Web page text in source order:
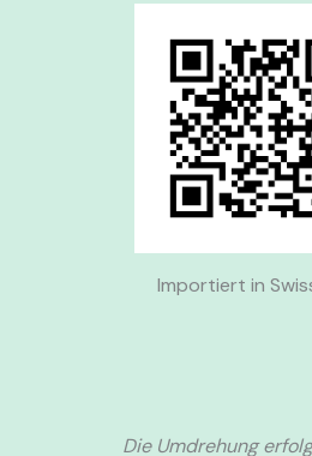
Importiert in
Die Umdrehung